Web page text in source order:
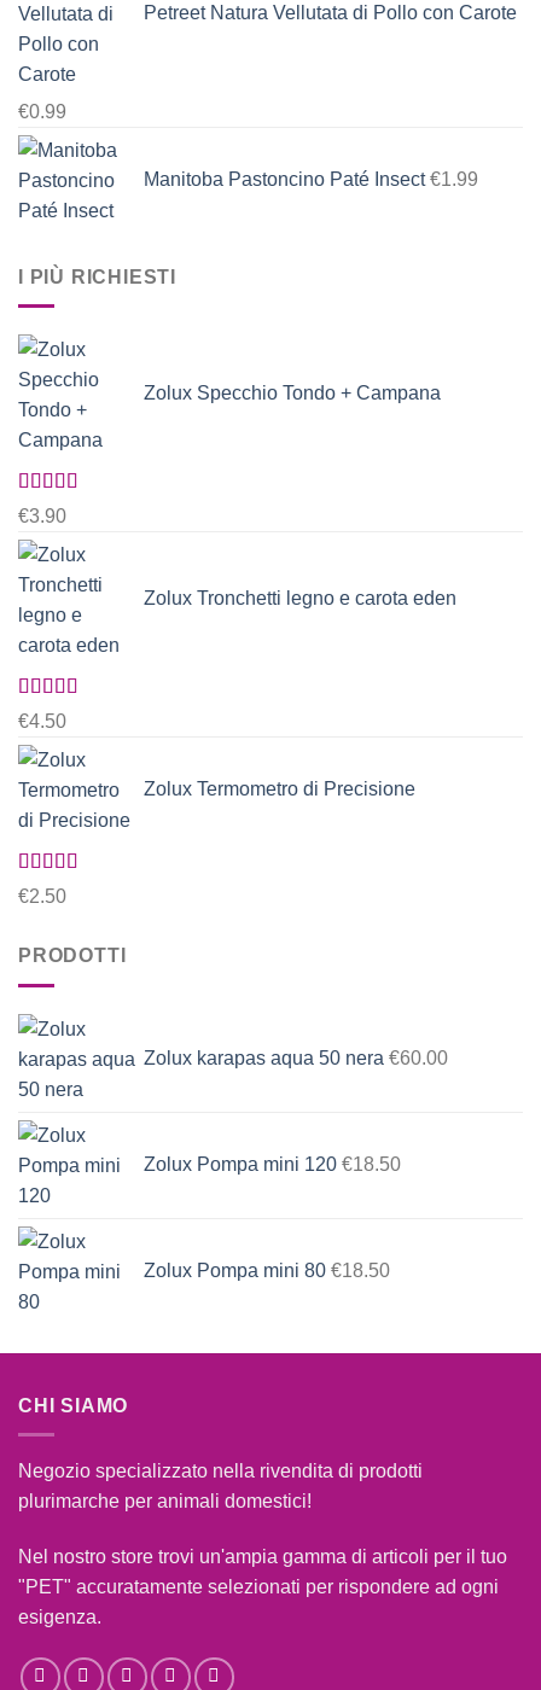
Petreet Natura Vellutata di Pollo con Carote
€0.99
Manitoba Pastoncino Paté Insect €1.99
I PIÙ RICHIESTI
Zolux Specchio Tondo + Campana
Valutato
5.00 su 5
€3.90
Zolux Tronchetti legno e carota eden
Valutato
5.00su 5
€4.50
Zolux Termometro di Precisione
Valutato
5.00su 5
€2.50
PRODOTTI
Zolux karapas aqua 50 nera €60.00
Zolux Pompa mini 120 €18.50
Zolux Pompa mini 80 €18.50
CHI SIAMO
Negozio specializzato nella rivendita di prodotti
plurimarche per animali domestici!
Nel nostro store trovi un'ampia gamma di articoli per il tuo
"PET" accuratamente selezionati per rispondere ad ogni
esigenza.